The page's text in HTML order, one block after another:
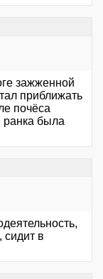
зажженной
приближать
почёса
ранка была
сидит в